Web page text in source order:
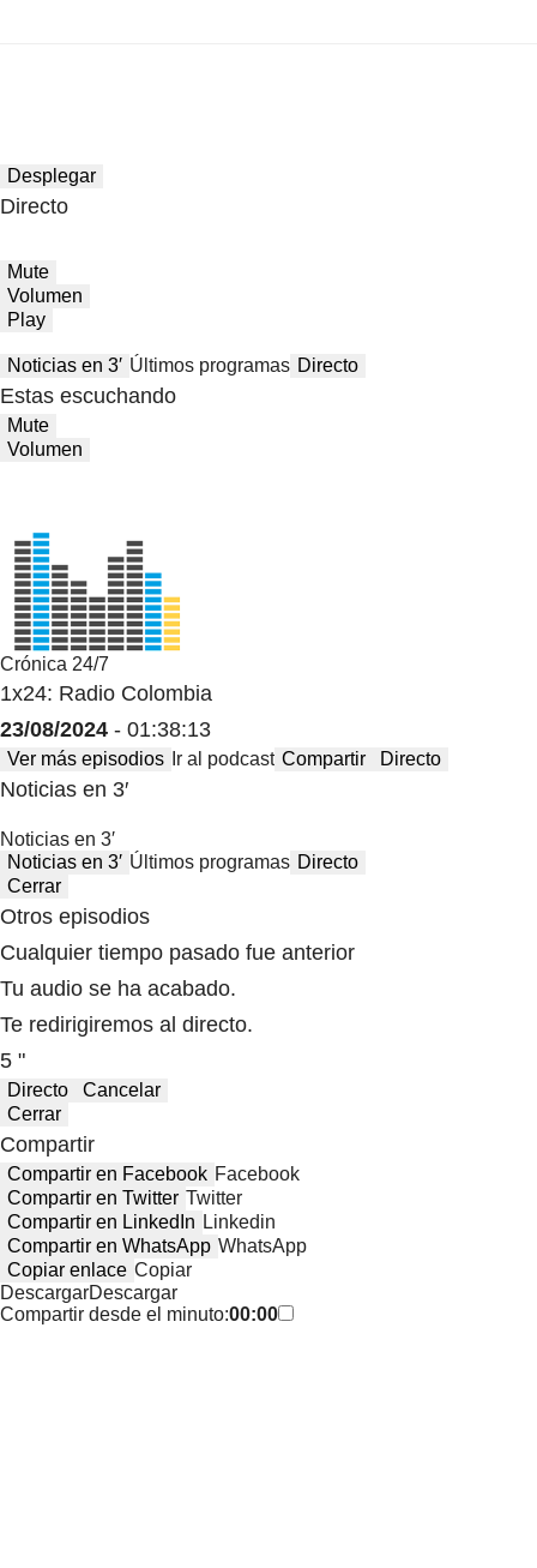
Desplegar
Directo
Mute
Volumen
Play
Noticias en 3′ Últimos programas Directo
Estas escuchando
Mute
Volumen
Crónica 24/7
1x24: Radio Colombia
23/08/2024 - 01:38:13
Ver más episodios Ir al podcast Compartir Directo
Noticias en 3′
Noticias en 3′
Noticias en 3′ Últimos programas Directo
Cerrar
Otros episodios
Cualquier tiempo pasado fue anterior
Tu audio se ha acabado.
Te redirigiremos al directo.
5 "
Directo
Cancelar
Cerrar
Compartir
Compartir en Facebook Facebook
Compartir en Twitter Twitter
Compartir en LinkedIn Linkedin
Compartir en WhatsApp WhatsApp
Copiar enlace Copiar
DescargarDescargar
Compartir desde el minuto:00:00